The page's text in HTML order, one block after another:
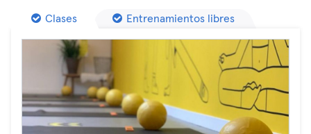
Clases Entrenamientos libres